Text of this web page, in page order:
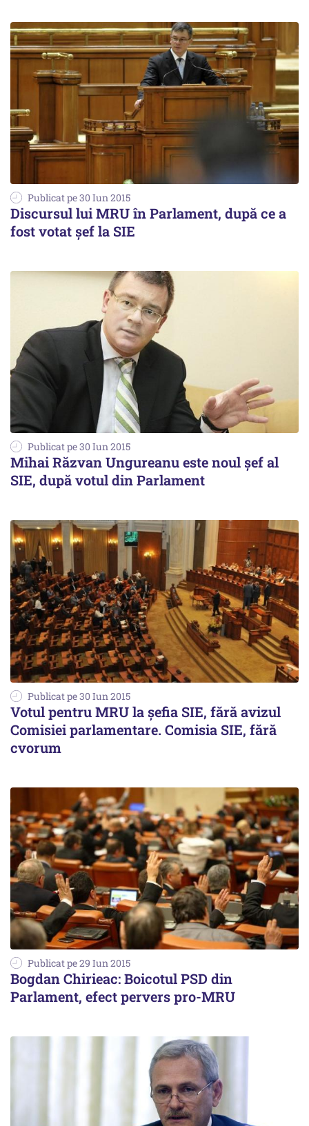
Publicat pe 30 Iun 2015
Discursul lui MRU în Parlament, după ce a
fost votat șef la SIE
Publicat pe 30 Iun 2015
Mihai Răzvan Ungureanu este noul şef al
SIE, după votul din Parlament
Publicat pe 30 Iun 2015
Votul pentru MRU la șefia SIE, fără avizul
Comisiei parlamentare. Comisia SIE, fără
cvorum
Publicat pe 29 Iun 2015
Bogdan Chirieac: Boicotul PSD din
Parlament, efect pervers pro-MRU